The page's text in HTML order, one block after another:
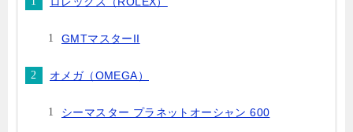
GMTマスターII
オメガ（OMEGA）
シーマスター プラネットオーシャン 600